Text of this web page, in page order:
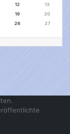
12
13
19
20
26
27